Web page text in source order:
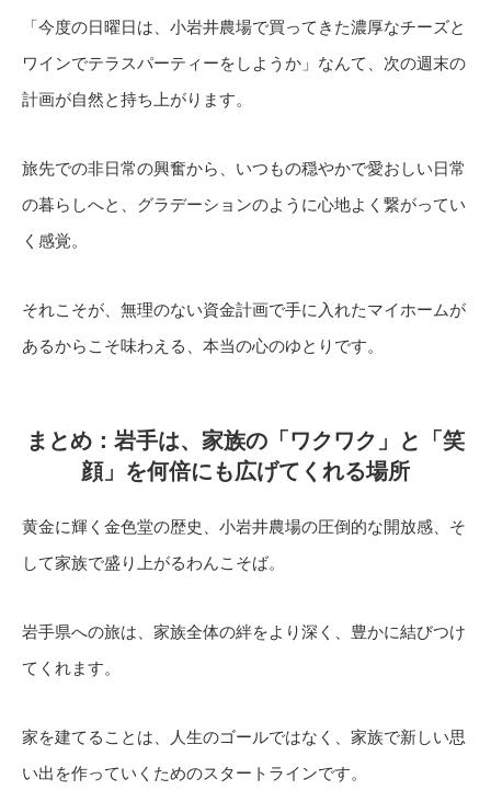
「今度の日曜日は、小岩井農場で買ってきた濃厚なチーズと
ワインでテラスパーティーをしようか」なんて、次の週末の
計画が自然と持ち上がります。
旅先での非日常の興奮から、いつもの穏やかで愛おしい日常
の暮らしへと、グラデーションのように心地よく繋がってい
く感覚。
それこそが、無理のない資金計画で手に入れたマイホームが
あるからこそ味わえる、本当の心のゆとりです。
まとめ：岩手は、家族の「ワクワク」と「笑
顔」を何倍にも広げてくれる場所
黄金に輝く金色堂の歴史、小岩井農場の圧倒的な開放感、そ
して家族で盛り上がるわんこそば。
岩手県への旅は、家族全体の絆をより深く、豊かに結びつけ
てくれます。
家を建てることは、人生のゴールではなく、家族で新しい思
い出を作っていくためのスタートラインです。